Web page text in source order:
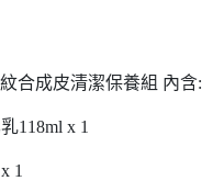
合成皮清潔保養組 內含:
118ml x 1
1